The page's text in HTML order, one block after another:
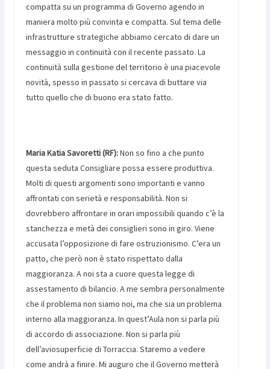
compatta su un programma di Governo agendo in
maniera molto più convinta e compatta. Sul tema delle
infrastrutture strategiche abbiamo cercato di dare un
messaggio in continuità con il recente passato. La
continuità sulla gestione del territorio è una piacevole
novità, spesso in passato si cercava di buttare via
tutto quello che di buono era stato fatto.
Maria Katia Savoretti (RF):Non so fino a che punto
questa seduta Consigliare possa essere produttiva.
Molti di questi argomenti sono importanti e vanno
affrontati con serietà e responsabilità. Non si
dovrebbero affrontare in orari impossibili quando c’è la
stanchezza e metà dei consiglieri sono in giro. Viene
accusata l’opposizione di fare ostruzionismo. C’era un
patto, che però non è stato rispettato dalla
maggioranza. A noi sta a cuore questa legge di
assestamento di bilancio. A me sembra personalmente
che il problema non siamo noi, ma che sia un problema
interno alla maggioranza. In quest’Aula non si parla più
di accordo di associazione. Non si parla più
dell’aviosuperficie di Torraccia. Staremo a vedere
come andrà a finire. Mi auguro che il Governo metterà